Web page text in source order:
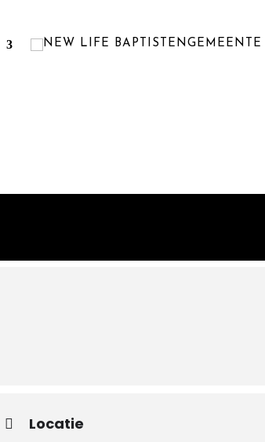
Locatie